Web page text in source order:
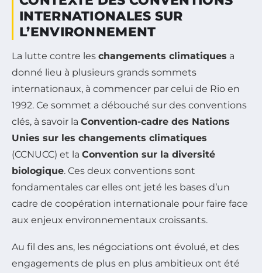
INTERNATIONALES SUR
L’ENVIRONNEMENT
La lutte contre les changements climatiques a
donné lieu à plusieurs grands sommets
internationaux, à commencer par celui de Rio en
1992. Ce sommet a débouché sur des conventions
clés, à savoir la Convention-cadre des Nations
Unies sur les changements climatiques
(CCNUCC) et la Convention sur la diversité
biologique. Ces deux conventions sont
fondamentales car elles ont jeté les bases d’un
cadre de coopération internationale pour faire face
aux enjeux environnementaux croissants.
Au fil des ans, les négociations ont évolué, et des
engagements de plus en plus ambitieux ont été